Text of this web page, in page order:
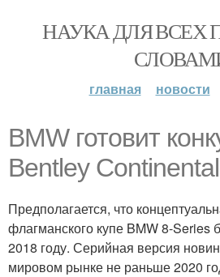
НАУКА ДЛЯ ВСЕХ
главная новости
BMW готовит
Bentley
Предполагается, что
флагманского купе BMW 8-Series
2018 году. Серийная версия
мировом рынке не раньше 2020